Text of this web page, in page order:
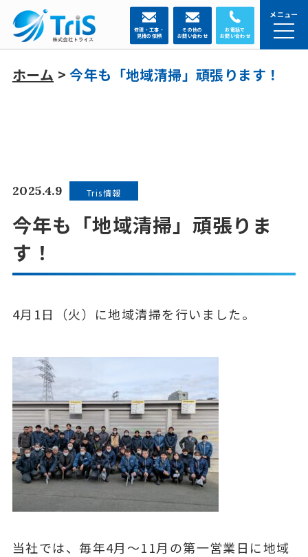
修理・工事・
見積の依頼
その他の
お問い合わせ
お電話で
お問い合わせ
メニュー
ホーム >今年も「地域清掃」頑張ります！
2025.4.9 Tris情報
今年も「地域清掃」頑張りま
す！
4月1日（火）に地域清掃を行いました。
当社では、毎年4月～11月の第一営業日に地域